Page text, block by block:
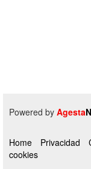
Powered by Agesta
Home Privacidad
cookies